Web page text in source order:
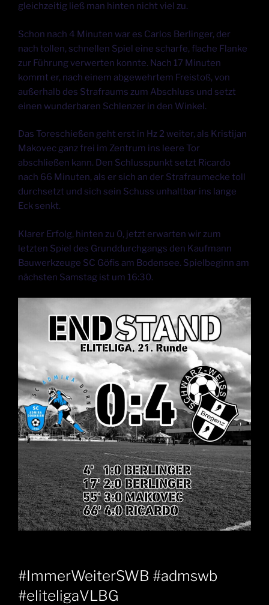
gleichzeitig ließ man hinten nicht viel zu.
Schon nach 4 Minuten war es Carlos Berlinger, der
nach tollen, schnellen Spiel eine scharfe, flache Flanke
zur Führung verwerten konnte. Nach 17 Minuten
kommt er, nach einem abgewehrtem Freistoß, von
außerhalb des Strafraums zum Abschluss und setzt
einen wunderbaren Schlenzer in den Winkel.
Das Toreschießen geht erst in Hz 2 weiter, als Kristijan
Makovec ganz frei im Zentrum ins leere Tor
abschließen kann. Den Schlusspunkt setzt Ricardo
nach 66 Minuten, als er sich an der Strafraumecke toll
durchsetzt und sich sein Schuss unhaltbar ins lange
Eck senkt.
Klarer Erfolg, hinten zu 0, jetzt erwarten wir zum
letzten Spiel des Grunddurchgangs den Kaufmann
Bauwerkzeuge SC Göfis am Bodensee. Spielbeginn am
nächsten Samstag ist um 16:30.
#ImmerWeiterSWB #admswb
#eliteligaVLBG